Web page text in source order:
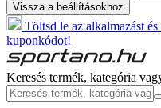
Vissza a beállításokhoz
Töltsd le az alkalmazást
kuponkódot!
Keresés termék, kategória